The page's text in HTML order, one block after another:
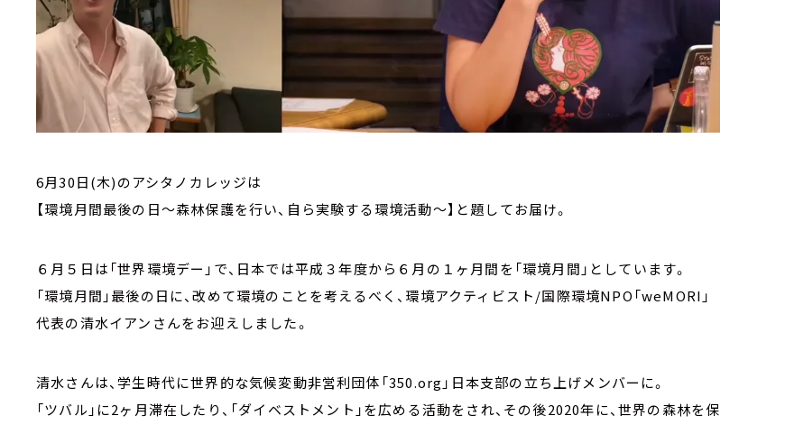
6月30日(木)のアシタノカレッジは
【環境月間最後の日～森林保護を行い、自ら実験する環境活動～】と題してお届け。
６月５日は「世界環境デー」で、日本では平成３年度から６月の１ヶ月間を「環境月間」としています。
「環境月間」最後の日に、改めて環境のことを考えるべく、環境アクティビスト/国際環境NPO「weMORI」
代表の清水イアンさんをお迎えしました。
清水さんは、学生時代に世界的な気候変動非営利団体「350.org」日本支部の立ち上げメンバーに。
「ツバル」に2ヶ月滞在したり、「ダイベストメント」を広める活動をされ、その後2020年に、世界の森林を保